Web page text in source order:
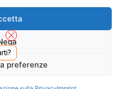
preferenze
Forlanini 23 - 20134 Milano (MI) - Italy
- Numero REA MI-2640300 - Cap. Soc.